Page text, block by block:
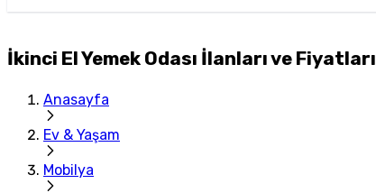
İkinci El Yemek Odası İlanları ve Fiyatları
Anasayfa
Ev & Yaşam
Mobilya